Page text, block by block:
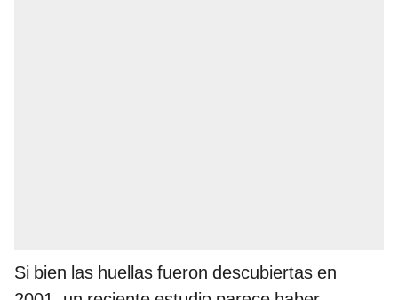
Si bien las huellas fueron descubiertas en